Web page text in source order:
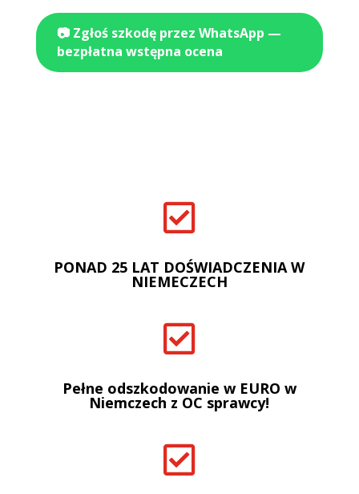
📷 Zgłoś szkodę przez WhatsApp —
bezpłatna wstępna ocena

PONAD 25 LAT DOŚWIADCZENIA W
NIEMECZECH

Pełne odszkodowanie w EURO w
Niemczech z OC sprawcy!
